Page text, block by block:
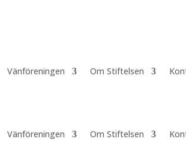
Vänföreningen Om Stiftelsen
Vänföreningen Om Stiftelsen